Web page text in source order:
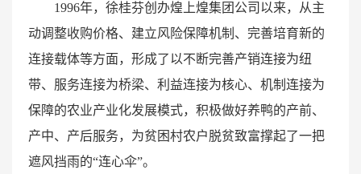
1996年，徐桂芬创办煌上煌集团公司以来，从主
动调整收购价格、建立风险保障机制、完善培育新的
连接载体等方面，形成了以不断完善产销连接为纽
带、服务连接为桥梁、利益连接为核心、机制连接为
保障的农业产业化发展模式，积极做好养鸭的产前、
产中、产后服务，为贫困村农户脱贫致富撑起了一把
遮风挡雨的“连心伞”。